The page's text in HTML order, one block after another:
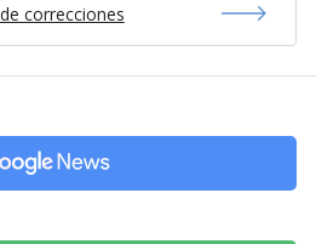
correcciones